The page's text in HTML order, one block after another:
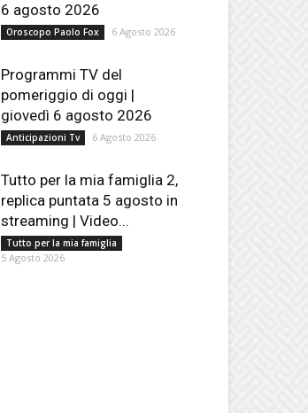
6 agosto 2026
Oroscopo Paolo Fox 6 Agosto 2026
Programmi TV del
pomeriggio di oggi |
giovedì 6 agosto 2026
Anticipazioni Tv 6 Agosto 2026
Tutto per la mia famiglia 2,
replica puntata 5 agosto in
streaming | Video...
Tutto per la mia famiglia
5 Agosto 2026